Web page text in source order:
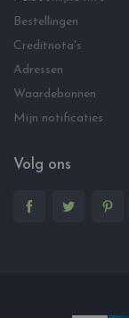
Bestellingen
Creditnota's
Adressen
Waardebonnen
Mijn notificaties
Volg ons